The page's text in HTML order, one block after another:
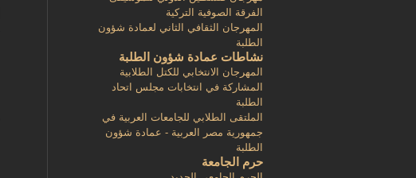
الفرقة الصوفية التركية
المهرجان الثقافي الثاني لعمادة شؤون
الطلبة
نشاطات عمادة شؤون الطلبة
المهرجان الانتخابي للكتل الطلابية
المشاركة في انتخابات مجلس اتحاد
الطلبة
الملتقى الطلابي للجامعات العربية في
جمهورية مصر العربية - عمادة شؤون
الطلبة
حرم الجامعة